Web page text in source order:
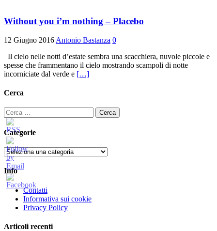
Without you i’m nothing – Placebo
12 Giugno 2016 Antonio Bastanza 0
Il cielo nelle notti d’estate sembra una scacchiera, nuvole piccole e
spesse che frammentano il cielo mostrando scampoli di notte
incorniciate dal verde e […]
Cerca
Ricerca
per:
Categorie
Categorie
Info
Contatti
Informativa sui cookie
Privacy Policy
Articoli recenti